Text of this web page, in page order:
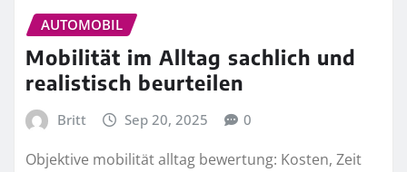
AUTOMOBIL
Mobilität im Alltag sachlich und
realistisch beurteilen
Britt Sep 20, 2025 0
Objektive mobilität alltag bewertung: Kosten, Zeit